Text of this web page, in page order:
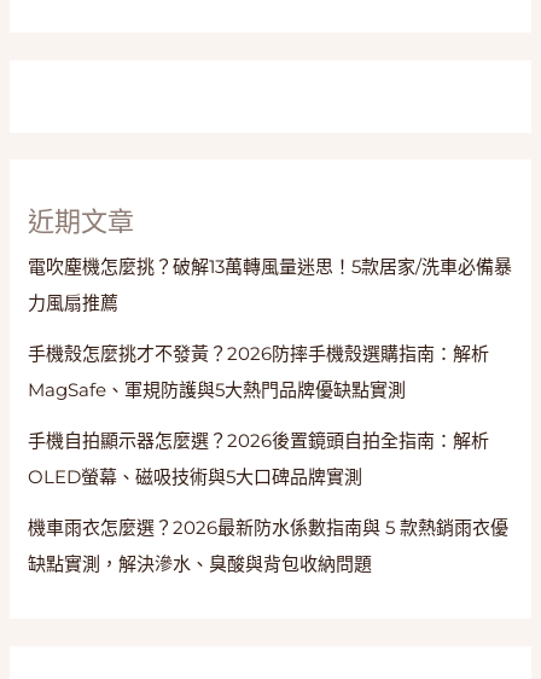
近期文章
電吹塵機怎麼挑？破解13萬轉風量迷思！5款居家/洗車必備暴
力風扇推薦
手機殼怎麼挑才不發黃？2026防摔手機殼選購指南：解析
MagSafe、軍規防護與5大熱門品牌優缺點實測
手機自拍顯示器怎麼選？2026後置鏡頭自拍全指南：解析
OLED螢幕、磁吸技術與5大口碑品牌實測
機車雨衣怎麼選？2026最新防水係數指南與 5 款熱銷雨衣優
缺點實測，解決滲水、臭酸與背包收納問題